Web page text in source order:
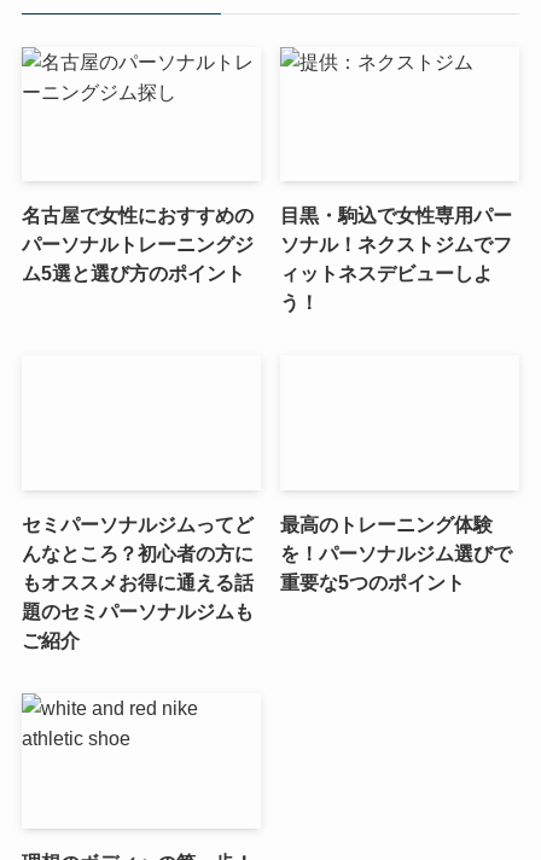
名古屋で女性におすすめの
パーソナルトレーニングジ
ム5選と選び方のポイント
目黒・駒込で女性専用パー
ソナル！ネクストジムでフ
ィットネスデビューしよ
う！
セミパーソナルジムってど
んなところ？初心者の方に
もオススメお得に通える話
題のセミパーソナルジムも
ご紹介
最高のトレーニング体験
を！パーソナルジム選びで
重要な5つのポイント